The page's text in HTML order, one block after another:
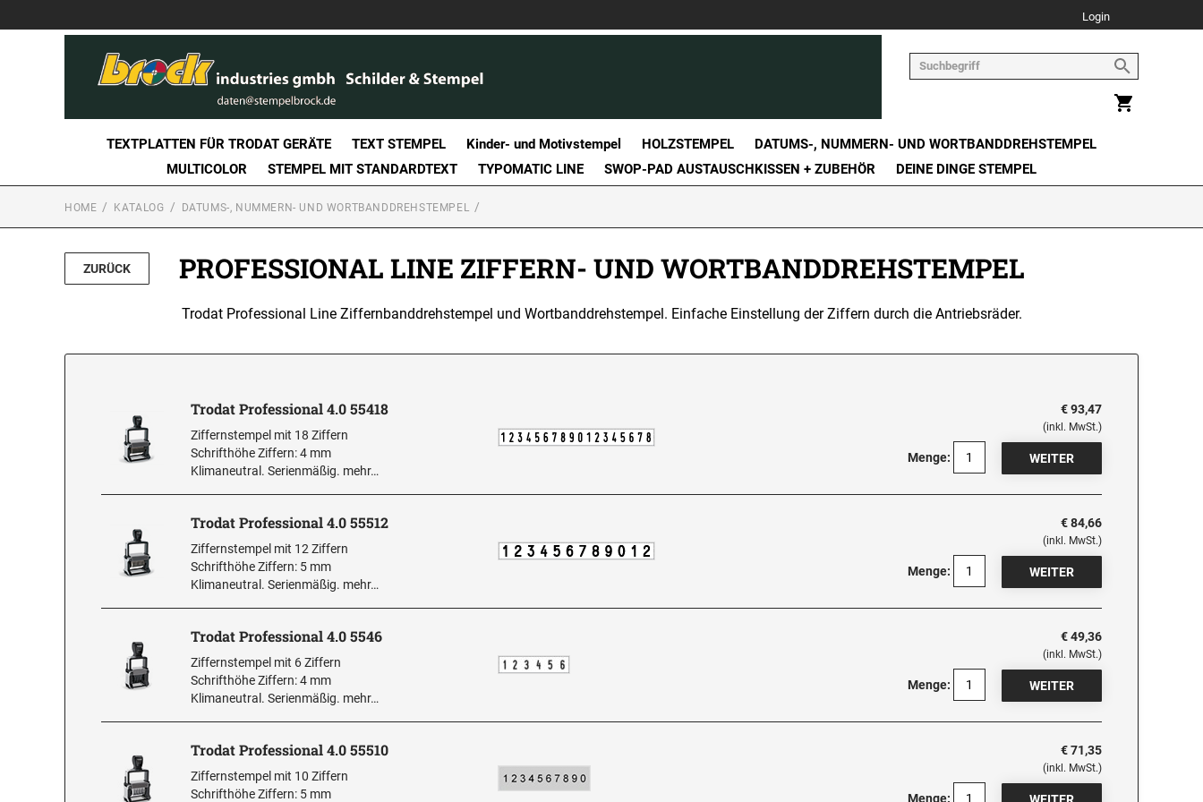
Login
TEXTPLATTEN FÜR TRODAT GERÄTE TEXT STEMPEL Kinder- und Motivstempel HOLZSTEMPEL
DATUMS-, NUMMERN- UND WORTBANDDREHSTEMPEL
MULTICOLOR
STEMPEL MIT STANDARDTEXT TYPOMATIC LINE SWOP-PAD AUSTAUSCHKISSEN + ZUBEHÖR DEINE DINGE STEMPEL
HOME KATALOG DATUMS-, NUMMERN- UND WORTBANDDREHSTEMPEL
ZURÜCK PROFESSIONAL LINE ZIFFERN- UND WORTBANDDREHSTEMPEL
Trodat Professional Line Ziffernbanddrehstempel und Wortbanddrehstempel. Einfache Einstellung der Ziffern durch die Antriebsräder.
Trodat Professional 4.0 55418
Ziffernstempel mit 18 Ziffern
Schrifthöhe Ziffern: 4 mm
Klimaneutral. Serienmäßig. mehr…
€ 93,47
(inkl. MwSt.)
Menge:
Trodat Professional 4.0 55512
Ziffernstempel mit 12 Ziffern
Schrifthöhe Ziffern: 5 mm
Klimaneutral. Serienmäßig. mehr…
€ 84,66
(inkl. MwSt.)
Menge:
Trodat Professional 4.0 5546
Ziffernstempel mit 6 Ziffern
Schrifthöhe Ziffern: 4 mm
Klimaneutral. Serienmäßig. mehr…
€ 49,36
(inkl. MwSt.)
Menge:
Trodat Professional 4.0 55510
Ziffernstempel mit 10 Ziffern
Schrifthöhe Ziffern: 5 mm
€ 71,35
(inkl. MwSt.)
Menge: